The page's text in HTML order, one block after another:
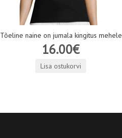
Tõeline naine on jumala kingitus mehele
16.00€
Lisa ostukorvi